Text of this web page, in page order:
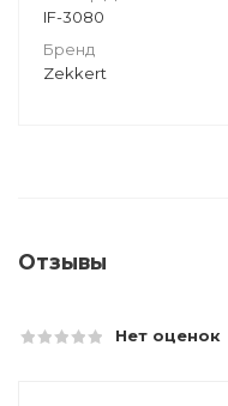
IF-3080
Бренд
Zekkert
Отзывы
Нет оценок